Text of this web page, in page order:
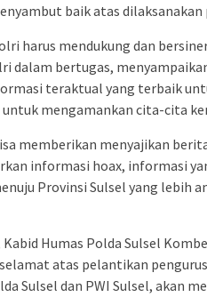
baik atas
harus mendukung dan
dalam bertugas,
teraktual yang terbaik
mengamankan cita-cita
memberikan menyajikan
informasi hoax, informasi
Provinsi Sulsel yang lebih
Humas Polda Sulsel
atas pelantikan
Sulsel dan PWI Sulsel, akan